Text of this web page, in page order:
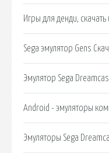
Игры для денди,
Sega эмулятор Gens
Эмулятор Sega
Android - эмуляторы
Эмуляторы Sega